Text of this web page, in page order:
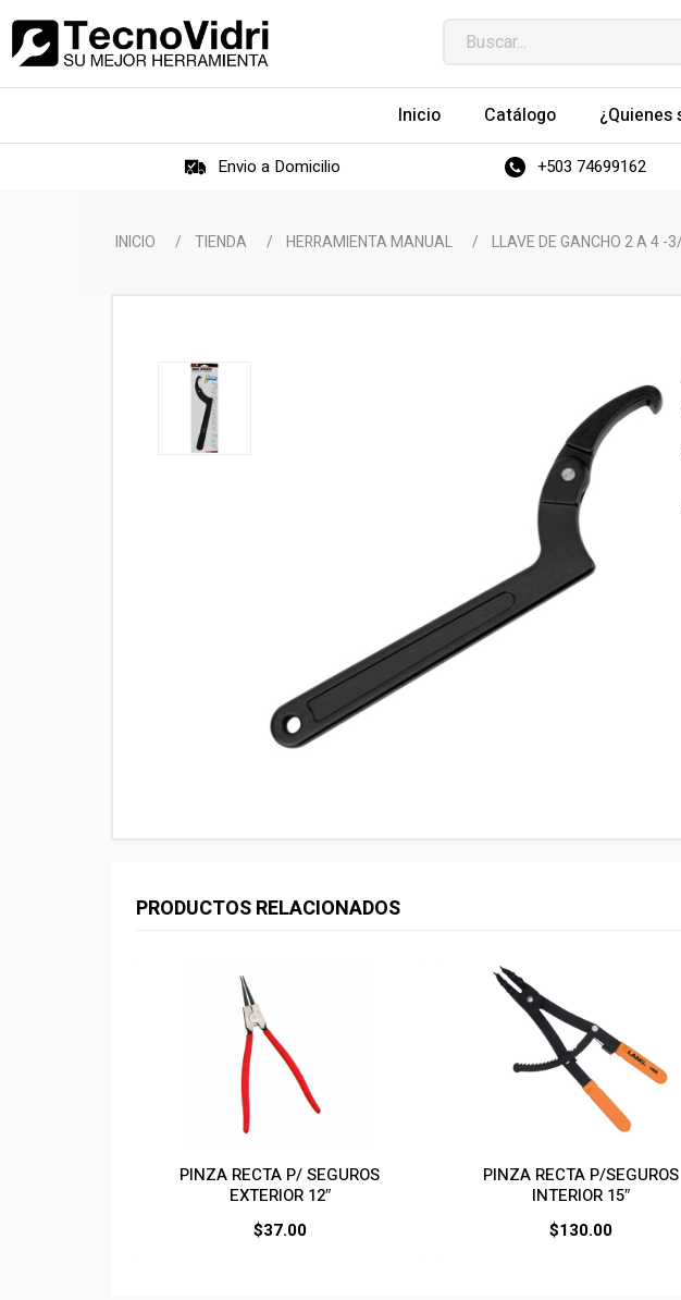
Inicio Catálogo ¿Quienes
Envio a Domicilio +503 74699162
INICIO / TIENDA / HERRAMIENTA MANUAL / LLAVE DE GANCHO 2 A 4 -
PRODUCTOS RELACIONADOS
PINZA RECTA P/ SEGUROS
EXTERIOR 12″
$37.00
PINZA RECTA P/SEGUROS
INTERIOR 15″
$130.00